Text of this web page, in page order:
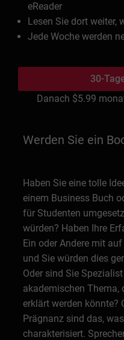
eReader
Lesen Sie dort weiter,
Jede Woche werden
30-
Danach $5.99
Werden Sie ein
Haben Sie eine tolle
einem Business Buch
für Studenten
würden? Haben Ihre
Ein oder Andere mit
und Sie würden dies
Oder sind Sie
akademischen Thema,
erklärt werden könnte?
Prägnanz sind das,
charakterisiert.